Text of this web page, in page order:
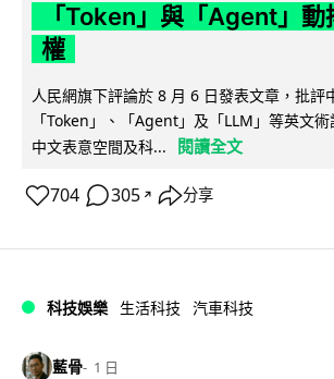
「Token」與「Agent」動
權
人民網旗下評論於 8 月 6 日發表文章，批評
「Token」、「Agent」及「LLM」等英文
中文表意空間及科...
閱讀全文
704 305 ↗ 分享
科技娛樂 生活科技 汽車科技
藍骨 1 日